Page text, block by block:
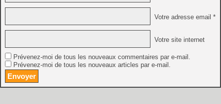
Votre adresse email *
Votre site internet
Prévenez-moi de tous les nouveaux commentaires par e-mail.
Prévenez-moi de tous les nouveaux articles par e-mail.